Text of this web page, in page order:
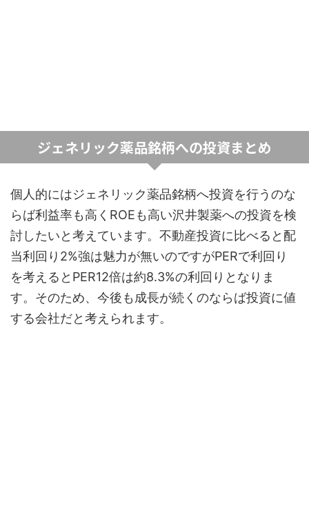
ジェネリック薬品銘柄への投資まとめ
個人的にはジェネリック薬品銘柄へ投資を行うのな
らば利益率も高くROEも高い沢井製薬への投資を検
討したいと考えています。不動産投資に比べると配
当利回り2%強は魅力が無いのですがPERで利回り
を考えるとPER12倍は約8.3%の利回りとなりま
す。そのため、今後も成長が続くのならば投資に値
する会社だと考えられます。